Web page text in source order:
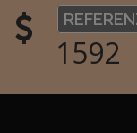
1592